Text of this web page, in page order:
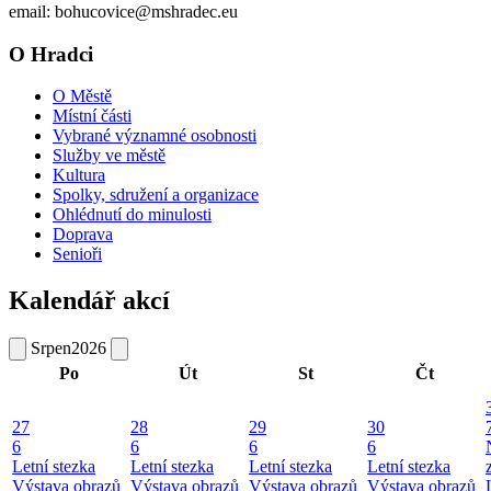
email: bohucovice@mshradec.eu
O Hradci
O Městě
Místní části
Vybrané významné osobnosti
Služby ve městě
Kultura
Spolky, sdružení a organizace
Ohlédnutí do minulosti
Doprava
Senioři
Kalendář akcí
Srpen2026
Po
Út St Čt
27
6
Letní stezka
Výstava obrazů
28
6
Letní stezka
Výstava obrazů
29
6
Letní stezka
Výstava obrazů
30
6
Letní stezka
Výstava obrazů